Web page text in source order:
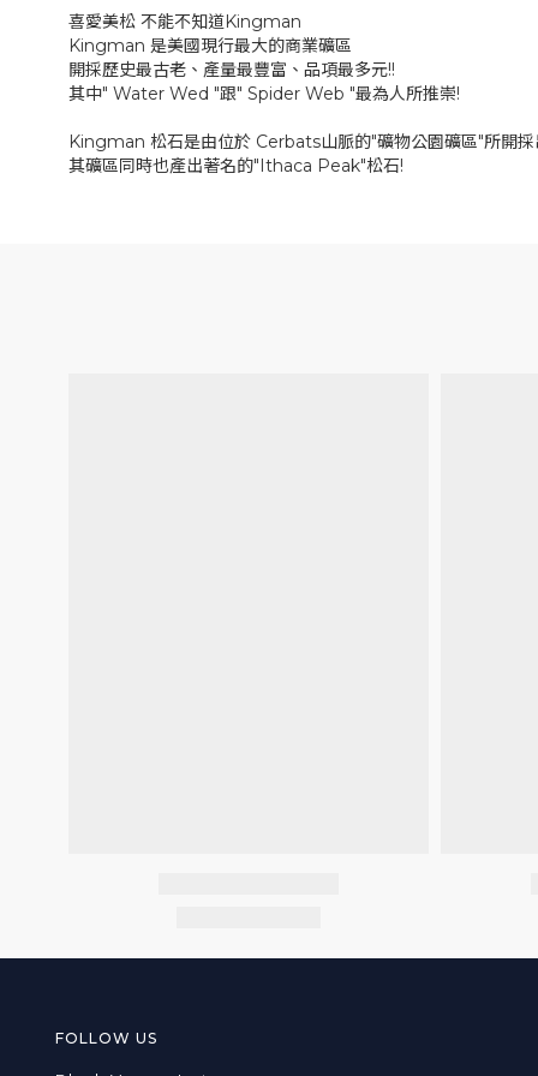
喜愛美松 不能不知道Kingman
Kingman 是美國現行最大的商業礦區
開採歷史最古老、產量最豐富、品項最多元!!
其中" Water Wed "跟" Spider Web "最為人所推崇!
Kingman 松石是由位於 Cerbats山脈的"礦物公園礦區"所開採
其礦區同時也產出著名的"Ithaca Peak"松石!
FOLLOW US